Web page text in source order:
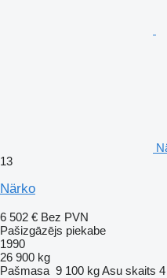
13
Närko
6 502 € Bez PVN
Pašizgāzējs piekabe
1990
26 900 kg
Pašmasa 9 100 kgAsu skaits 4